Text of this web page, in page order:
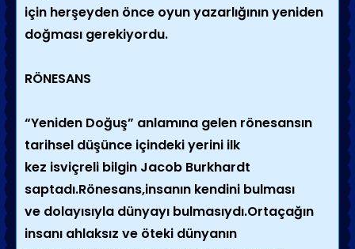
için herşeyden önce oyun yazarlığının yeniden
doğması gerekiyordu.
RÖNESANS
“Yeniden Doğuş” anlamına gelen rönesansın
tarihsel düşünce içindeki yerini ilk
kez isviçreli bilgin Jacob Burkhardt
saptadı.Rönesans,insanın kendini bulması
ve dolayısıyla dünyayı bulmasıydı.Ortaçağın
insanı ahlaksız ve öteki dünyanın